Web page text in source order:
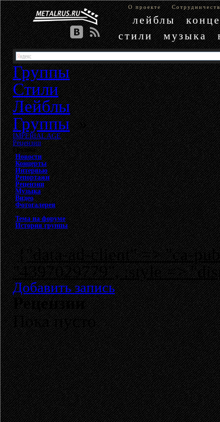
О проекте
лейблы
стили
музыка
Группы
Стили
Лейблы
Группы»
IMPERIAL AGE»
Рецензии
Группа
Новости
Концерты
Интервью
Репортажи
Рецензии
Музыка
Видео
Фотогалерея
Тема на форуме
История группы
{"data-ad-client" => "ca-
"4397029779", :style =>
Добавить запись
Рецензии
Пока пусто